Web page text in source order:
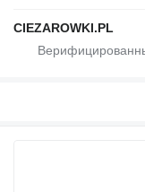
CIEZAROWKI.PL